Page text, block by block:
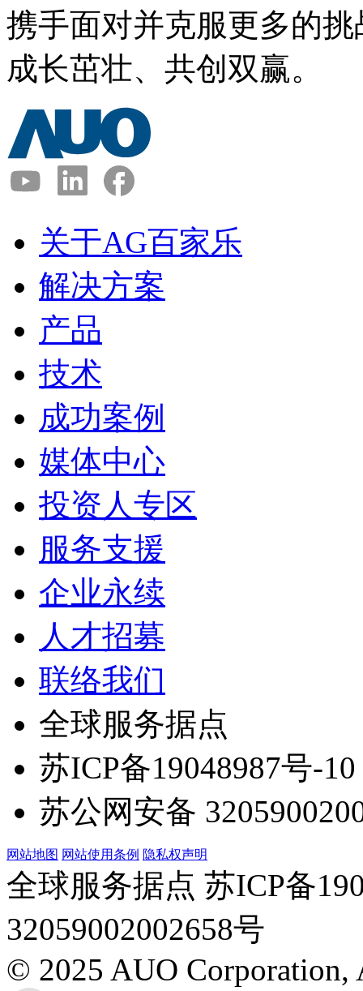
携手面对并克服更多的
成长茁壮、共创双赢。
关于AG百家乐
解决方案
产品
技术
成功案例
媒体中心
投资人专区
服务支援
企业永续
人才招募
联络我们
全球服务据点
苏ICP备19048987号-10
苏公网安备
网站地图 网站使用条例 隐私权声明
全球服务据点 苏ICP备
32059002002658号
© 2025 AUO Corporation,